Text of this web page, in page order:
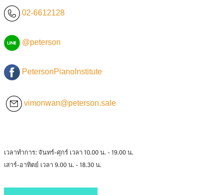
02-6612128
@peterson
PetersonPianoInstitute
vimonwan@peterson.sale
เวลาทำการ: จันทร์-ศุกร์ เวลา 10.00 น. - 19.00 น.
เสาร์-อาทิตย์ เวลา 9.00 น. - 18.30 น.